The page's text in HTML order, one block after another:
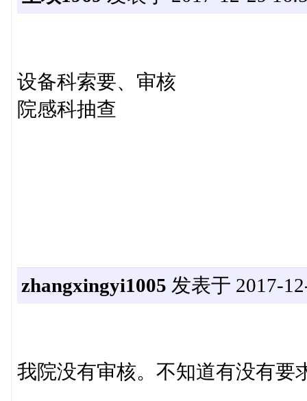
设备科索要、审核
院感科抽查
zhangxingyi1005 发表于 2017-
我院没有审核。不知道有没有要